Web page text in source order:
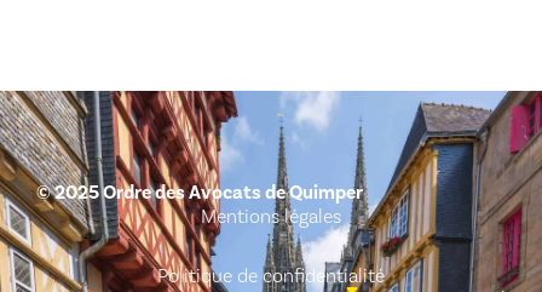
© 2025 Ordre des Avocats de Quimper
Mentions légales
Politique de confidentialité